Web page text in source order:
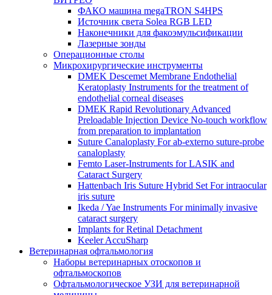
ФАКО машина megaTRON S4HPS
Источник света Solea RGB LED
Наконечники для факоэмульсификации
Лазерные зонды
Операционные столы
Микрохирургические инструменты
DMEK Descemet Membrane Endothelial
Keratoplasty Instruments for the treatment of
endothelial corneal diseases
DMEK Rapid Revolutionary Advanced
Preloadable Injection Device No-touch workflow
from preparation to implantation
Suture Canaloplasty For ab-externo suture-probe
canaloplasty
Femto Laser-Instruments for LASIK and
Cataract Surgery
Hattenbach Iris Suture Hybrid Set For intraocular
iris suture
Ikeda / Yae Instruments For minimally invasive
cataract surgery
Implants for Retinal Detachment
Keeler AccuSharp
Ветеринарная офтальмология
Наборы ветеринарных отоскопов и
офтальмоскопов
Офтальмологическое УЗИ для ветеринарной